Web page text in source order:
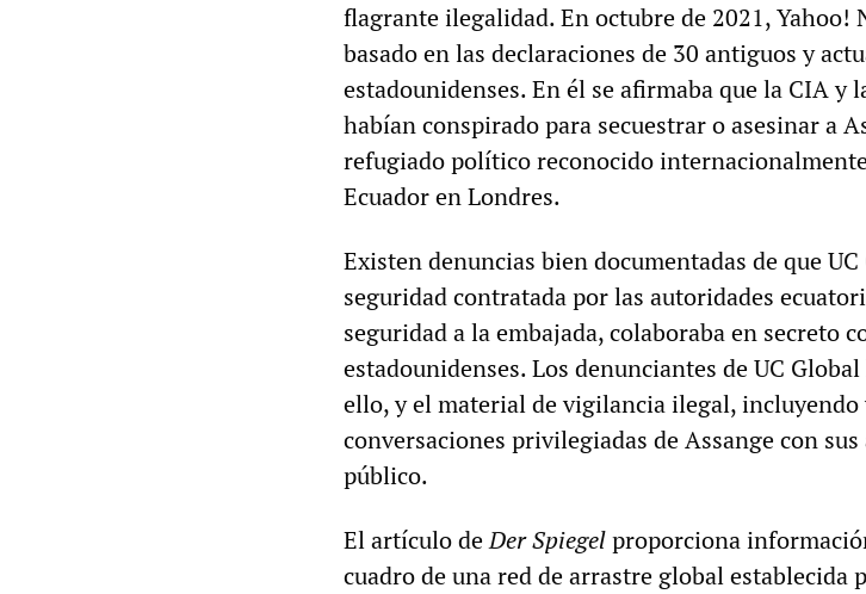
flagrante ilegalidad. En octubre de 2021, Yahoo!
basado en las declaraciones de 30 antiguos y
estadounidenses. En él se afirmaba que la CIA y
habían conspirado para secuestrar o asesinar a
refugiado político reconocido
Ecuador en Londres.
Existen denuncias bien documentadas de que
seguridad contratada por las autoridades
seguridad a la embajada, colaboraba en secreto
estadounidenses. Los denunciantes de UC
ello, y el material de vigilancia ilegal, incluyendo
conversaciones privilegiadas de Assange con
público.
El artículo deDer Spiegelproporciona
cuadro de una red de arrastre global establecida